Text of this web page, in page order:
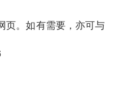
页。如有需要，亦可与